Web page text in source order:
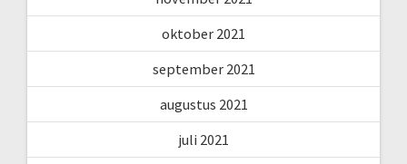
oktober 2021
september 2021
augustus 2021
juli 2021